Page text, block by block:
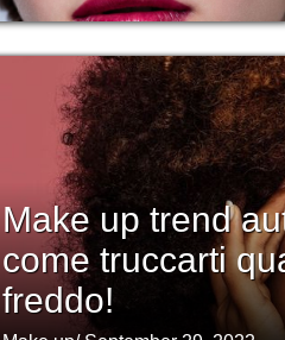
Make up trend
come truccarti
freddo!